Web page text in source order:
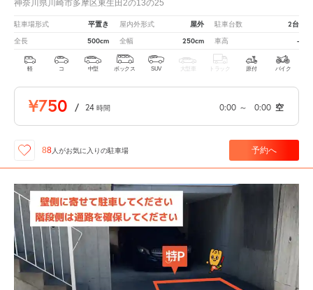
神奈川県川崎市多摩区東生田2の13の25
駐車場形式 平置き 屋内外形式 屋外 駐車台数 2台
全長 500cm 全幅 250cm 車高 -
軽 コ 中型 ボックス SUV 大型車 トラック 原付 バイク
¥750 / 24 時間 0:00 ～ 0:00 空
88人がお気に入りの駐車場 予約へ